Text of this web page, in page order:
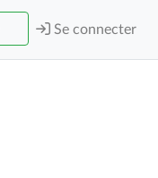
Se connecter